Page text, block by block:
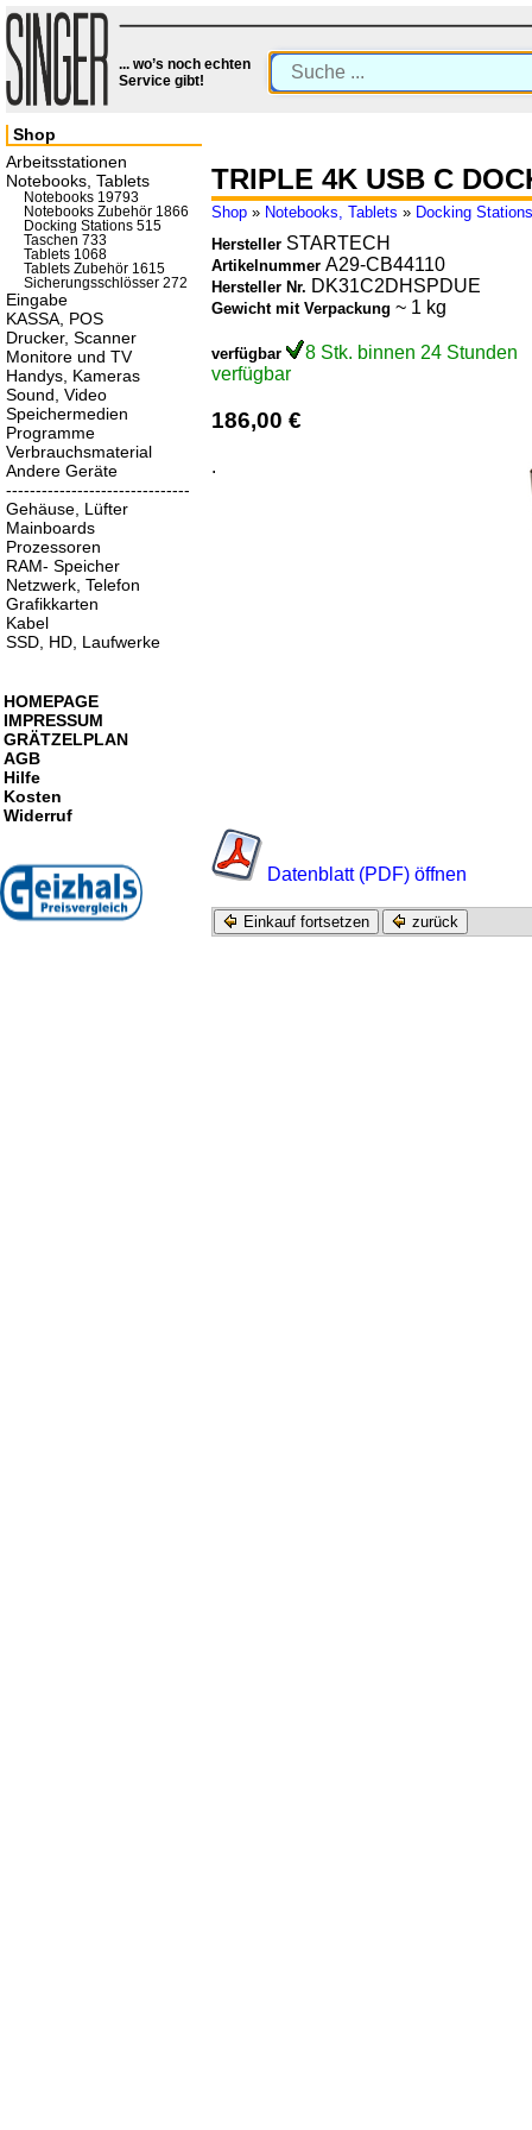
... wo’s noch echten
Service gibt!
TRIPLE 4K USB C
Shop » Notebooks, Tablets » Docking Stations
Hersteller STARTECH
Artikelnummer A29-CB44110
Hersteller Nr. DK31C2DHSPDUE
Gewicht mit Verpackung ~ 1 kg
verfügbar
8 Stk. binnen 24 Stunden
verfügbar
186,00 €
.
Datenblatt (PDF) öffnen
Einkauf fortsetzen zurück
Shop
Arbeitsstationen
Notebooks, Tablets
Notebooks 19793
Notebooks Zubehör 1866
Docking Stations 515
Taschen 733
Tablets 1068
Tablets Zubehör 1615
Sicherungsschlösser 272
Eingabe
KASSA, POS
Drucker, Scanner
Monitore und TV
Handys, Kameras
Sound, Video
Speichermedien
Programme
Verbrauchsmaterial
Andere Geräte
-------------------------------
Gehäuse, Lüfter
Mainboards
Prozessoren
RAM- Speicher
Netzwerk, Telefon
Grafikkarten
Kabel
SSD, HD, Laufwerke
HOMEPAGE
IMPRESSUM
GRÄTZELPLAN
AGB
Hilfe
Kosten
Widerruf